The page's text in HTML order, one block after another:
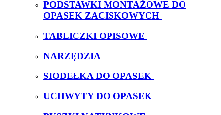
PODSTAWKI MONTAŻOWE DO
OPASEK ZACISKOWYCH
TABLICZKI OPISOWE
NARZĘDZIA
SIODEŁKA DO OPASEK
UCHWYTY DO OPASEK